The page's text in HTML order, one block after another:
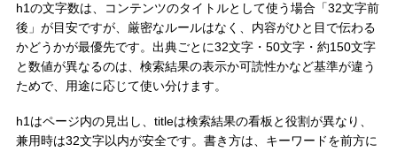
h1の文字数は、コンテンツのタイトルとして使う場合「32文字前
後」が目安ですが、厳密なルールはなく、内容がひと目で伝わる
かどうかが最優先です。出典ごとに32文字・50文字・約150文字
と数値が異なるのは、検索結果の表示か可読性かなど基準が違う
ためで、用途に応じて使い分けます。
h1はページ内の見出し、titleは検索結果の看板と役割が異なり、
兼用時は32文字以内が安全です。書き方は、キーワードを前方に